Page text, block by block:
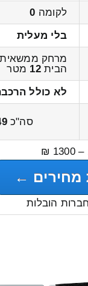
לקומה 0
בלי מעלית
מרחק
הבית12 מטר
לא כולל
סה"כ
מחירים ←